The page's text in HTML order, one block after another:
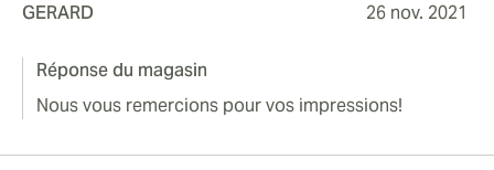
GERARD
26 nov. 2021
Réponse du magasin
Nous vous remercions pour vos impressions!